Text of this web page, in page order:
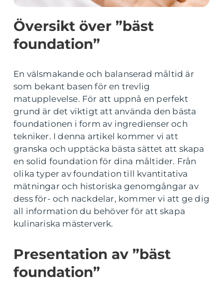
Översikt över ”bäst
foundation”
En välsmakande och balanserad måltid är
som bekant basen för en trevlig
matupplevelse. För att uppnå en perfekt
grund är det viktigt att använda den bästa
foundationen i form av ingredienser och
tekniker. I denna artikel kommer vi att
granska och upptäcka bästa sättet att skapa
en solid foundation för dina måltider. Från
olika typer av foundation till kvantitativa
mätningar och historiska genomgångar av
dess för- och nackdelar, kommer vi att ge dig
all information du behöver för att skapa
kulinariska mästerverk.
Presentation av ”bäst
foundation”